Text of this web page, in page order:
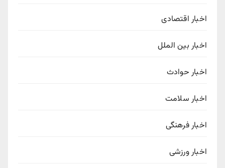
اخبار اقتصادی
اخبار بین الملل
اخبار حوادث
اخبار سلامت
اخبار فرهنگی
اخبار ورزشی